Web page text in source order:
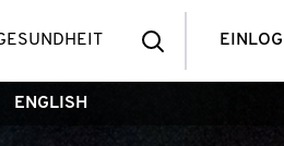
ENGLISH